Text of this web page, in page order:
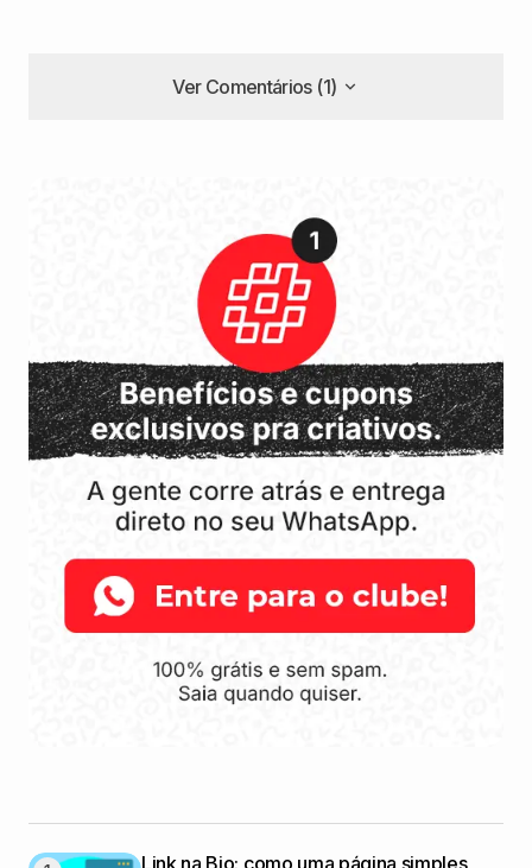
Ver Comentários (1)
Link na Bio: como uma página simples